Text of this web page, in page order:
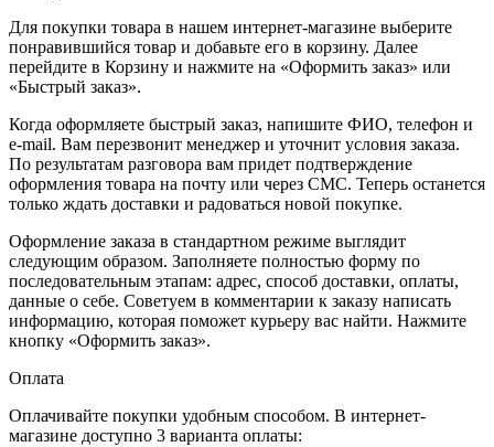
Для покупки товара в нашем интернет-магазине выберите
понравившийся товар и добавьте его в корзину. Далее
перейдите в Корзину и нажмите на «Оформить заказ» или
«Быстрый заказ».
Когда оформляете быстрый заказ, напишите ФИО, телефон и
e-mail. Вам перезвонит менеджер и уточнит условия заказа.
По результатам разговора вам придет подтверждение
оформления товара на почту или через СМС. Теперь останется
только ждать доставки и радоваться новой покупке.
Оформление заказа в стандартном режиме выглядит
следующим образом. Заполняете полностью форму по
последовательным этапам: адрес, способ доставки, оплаты,
данные о себе. Советуем в комментарии к заказу написать
информацию, которая поможет курьеру вас найти. Нажмите
кнопку «Оформить заказ».
Оплата
Оплачивайте покупки удобным способом. В интернет-
магазине доступно 3 варианта оплаты: